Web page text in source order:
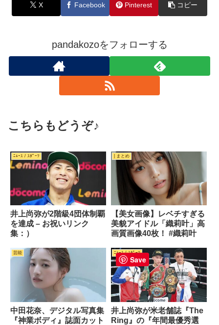
X Facebook Pinterest コピー
pandakozoをフォローする
こちらもどうぞ♪
ﾆｭｰｽ / ｽﾎﾟｰﾂ
井上尚弥が2階級4団体制覇
を達成 – お祝いリンク
集：）
| まとめ
【美女画像】レベチすぎる
美貌アイドル「織莉叶」高
画質画像40枚！ #織莉叶
芸能
中田花奈、デジタル写真集
『神業ボディ』誌面カット
ﾆｭｰｽ / ｽﾎﾟｰﾂ
井上尚弥が米老舗誌『The
Ring』の『年間最優秀選
Save